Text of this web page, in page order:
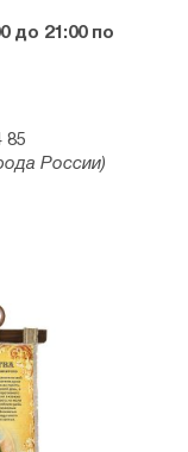
до 21:00 по
85
России)